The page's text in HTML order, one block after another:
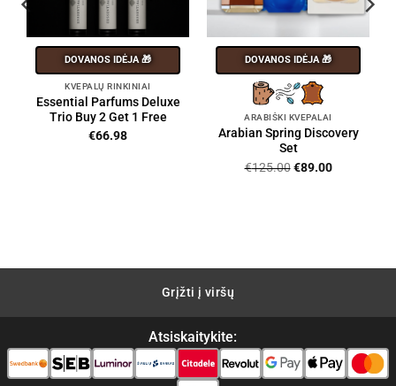
DOVANOS IDĖJA 🎁
KVEPALŲ RINKINIAI
Essential Parfums Deluxe
Trio Buy 2 Get 1 Free
€66.98
DOVANOS IDĖJA 🎁
ARABIŠKI KVEPALAI
Arabian Spring Discovery
Set
€125.00 Original
€89.00Current
Grįžti į viršų
Atsiskaitykite: